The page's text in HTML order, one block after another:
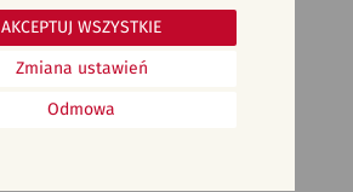
Odmowa
Zmiana ustawień
AKCEPTUJ WSZYSTKIE